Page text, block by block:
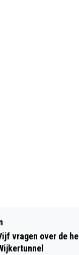
BIJ ZIJN
BIJ
VOMAR
vragen over de